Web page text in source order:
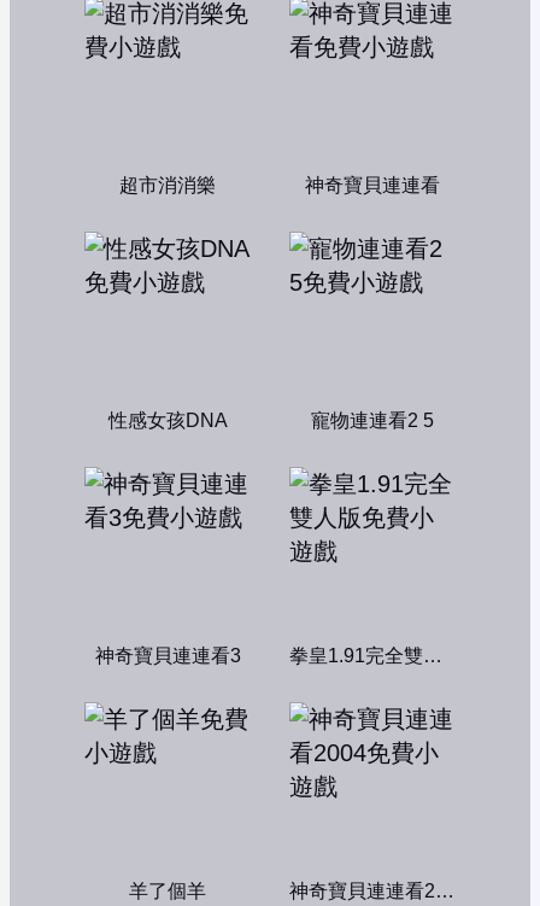
超市消消樂 神奇寶貝連連看
性感女孩DNA 寵物連連看2 5
神奇寶貝連連看3 拳皇1.91完全雙人版
羊了個羊 神奇寶貝連連看2004